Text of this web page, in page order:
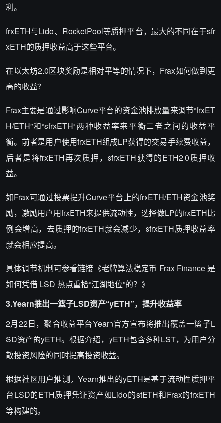
利。
frxETH与Lido、RocketPool等质押平台，最大的不同在于sfr
xETH的质押收益高于这些平台。
在以太坊2.0区块奖励是相对平等的情况下，Frax如何做到更
高的收益？
Frax主要是通过影响Curve平台的资金池排放量来调节“frxET
H/ETH”和“sfrxETH”两种收益率来平衡二者之间的收益平
衡。前者是用户使用frxETH组成LP获得的交易手续费收益，
后者是将frxETH再次质押，sfrxETH获得的ETH2.0质押收
益。
如Frax可通过投票提升Curve平台上的frxETH/ETH资金池奖
励，激励用户用frxETH来提供流动性，选择做LP的frxETH比
例会增高，去质押的frxETH就会减少，sfrxETH质押收益率
就会相应提高。
具体调节机制可参看链接《老牌算法稳定币 Frax Finance 是
如何凭借 LSD 热点重拾“江湖地位”的？ 》
3.Yearn推出一篮子LSD资产“yETH”，提升收益率
2月22日，聚合收益平台Yearn官方宣布将推出覆盖一篮子L
SD资产的yETH。根据介绍，yETH包含多种LST，为用户分
散投资风险的同时提高投资收益。
根据社区用户推测，Yearn推出的yETH是基于流动性质押平
台LSD的ETH质押凭证资产如Lido的stETH和Frax的frxETH
等构建的。